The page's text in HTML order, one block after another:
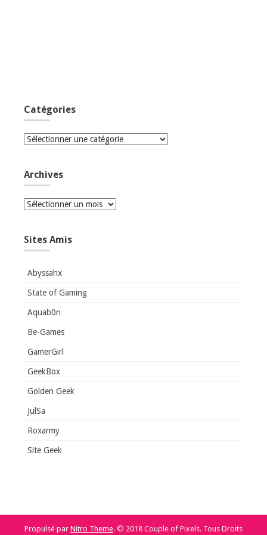
Catégories
Catégories
Archives
Archives
Sites Amis
Abyssahx
State of Gaming
Aquab0n
Be-Games
GamerGirl
GeekBox
Golden Geek
JulSa
Roxarmy
Site Geek
Propulsé par Nitro Theme. © 2018 Couple of Pixels. Tous Droits